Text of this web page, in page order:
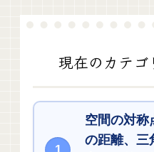
現在のカテゴ
空間の対称
の距離、三